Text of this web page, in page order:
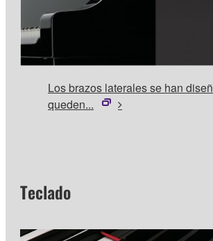
Los brazos laterales se han
queden...
Teclado